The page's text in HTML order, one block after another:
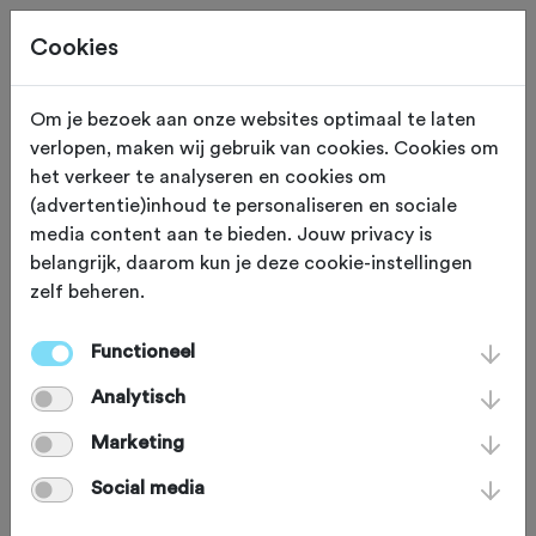
TOERTOCHTEN Gewijzigd op 8 mei 2024
Fietsen voor het
klimaat? Schrijf je in
voor de Climate
Classic 2024
Doe op 21 juni mee aan deze unieke
Cookies
Om je bezoek aan onze websites optimaal te laten
verlopen, maken wij gebruik van cookies. Cookies om
het verkeer te analyseren en cookies om
(advertentie)inhoud te personaliseren en sociale
media content aan te bieden. Jouw privacy is
belangrijk, daarom kun je deze cookie-instellingen
zelf beheren.
Functioneel
Analytisch
Marketing
Social media